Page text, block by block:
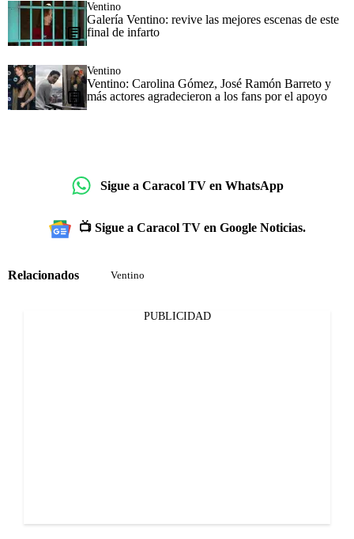
Ventino
Galería Ventino: revive las mejores escenas de este
final de infarto
Ventino
Ventino: Carolina Gómez, José Ramón Barreto y
más actores agradecieron a los fans por el apoyo
Sigue a Caracol TV en WhatsApp
📺 Sigue a Caracol TV en Google Noticias.
Relacionados Ventino
PUBLICIDAD